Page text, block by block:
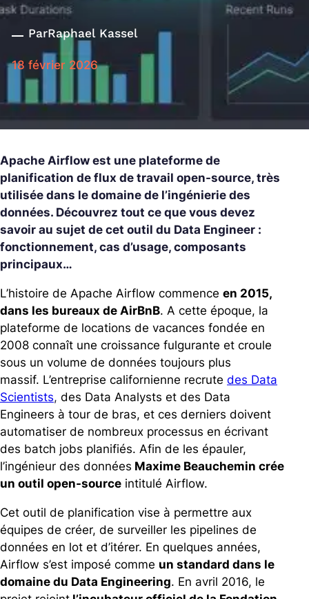
ParRaphael Kassel
18 février 2026
Apache Airflow est une plateforme de
planification de flux de travail open-source, très
utilisée dans le domaine de l’ingénierie des
données. Découvrez tout ce que vous devez
savoir au sujet de cet outil du Data Engineer :
fonctionnement, cas d’usage, composants
principaux…
L’histoire de Apache Airflow commence en 2015,
dans les bureaux de AirBnB. A cette époque, la
plateforme de locations de vacances fondée en
2008 connaît une croissance fulgurante et croule
sous un volume de données toujours plus
massif. L’entreprise californienne recrute des Data
Scientists, des Data Analysts et des Data
Engineers à tour de bras, et ces derniers doivent
automatiser de nombreux processus en écrivant
des batch jobs planifiés. Afin de les épauler,
l’ingénieur des données Maxime Beauchemin crée
un outil open-source intitulé Airflow.
Cet outil de planification vise à permettre aux
équipes de créer, de surveiller les pipelines de
données en lot et d’itérer. En quelques années,
Airflow s’est imposé comme un standard dans le
domaine du Data Engineering. En avril 2016, le